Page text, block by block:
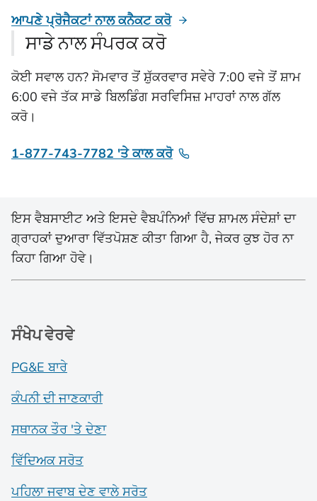
ਆਪਣੇ ਪ੍ਰੋਜੈਕਟਾਂ ਨਾਲ ਕਨੈਕਟ ਕਰੋ
ਸਾਡੇ ਨਾਲ ਸੰਪਰਕ ਕਰੋ
ਕੋਈ ਸਵਾਲ ਹਨ? ਸੋਮਵਾਰ ਤੋਂ ਸ਼ੁੱਕਰਵਾਰ ਸਵੇਰੇ 7:00 ਵਜੇ ਤੋਂ ਸ਼ਾਮ
6:00 ਵਜੇ ਤੱਕ ਸਾਡੇ ਬਿਲਡਿੰਗ ਸਰਵਿਸਿਜ਼ ਮਾਹਰਾਂ ਨਾਲ ਗੱਲ
ਕਰੋ।
1-877-743-7782 'ਤੇ ਕਾਲ ਕਰੋ
ਇਸ ਵੈਬਸਾਈਟ ਅਤੇ ਇਸਦੇ ਵੈਬਪੰਨਿਆਂ ਵਿੱਚ ਸ਼ਾਮਲ ਸੰਦੇਸ਼ਾਂ ਦਾ
ਗ੍ਰਾਹਕਾਂ ਦੁਆਰਾ ਵਿੱਤਪੋਸ਼ਣ ਕੀਤਾ ਗਿਆ ਹੈ, ਜੇਕਰ ਕੁਝ ਹੋਰ ਨਾ
ਕਿਹਾ ਗਿਆ ਹੋਵੇ।
ਸੰਖੇਪ ਵੇਰਵੇ
PG&E ਬਾਰੇ
ਕੰਪਨੀ ਦੀ ਜਾਣਕਾਰੀ
ਸਥਾਨਕ ਤੌਰ 'ਤੇ ਦੇਣਾ
ਵਿੱਦਿਅਕ ਸਰੋਤ
ਪਹਿਲਾ ਜਵਾਬ ਦੇਣ ਵਾਲੇ ਸਰੋਤ